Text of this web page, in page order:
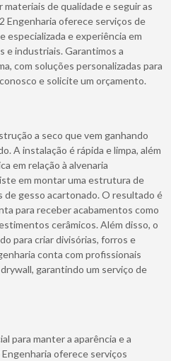
de qualidade e seguir as
Engenharia oferece serviços de
especializada e experiência em
e industriais. Garantimos a
com soluções personalizadas para
e solicite um orçamento.
a seco que vem ganhando
A instalação é rápida e limpa, além
em relação à alvenaria
em montar uma estrutura de
de gesso acartonado. O resultado é
para receber acabamentos como
cerâmicos. Além disso, o
para criar divisórias, forros e
conta com profissionais
garantindo um serviço de
para manter a aparência e a
oferece serviços